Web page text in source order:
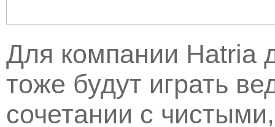
Для компании Hatria
тоже будут играть
сочетании с